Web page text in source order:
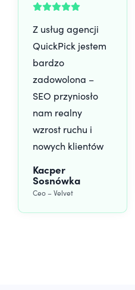
Z usług agencji
QuickPick jestem
bardzo
zadowolona –
SEO przyniosło
nam realny
wzrost ruchu i
nowych klientów
Kacper
Sosnówka
Ceo – Velvet